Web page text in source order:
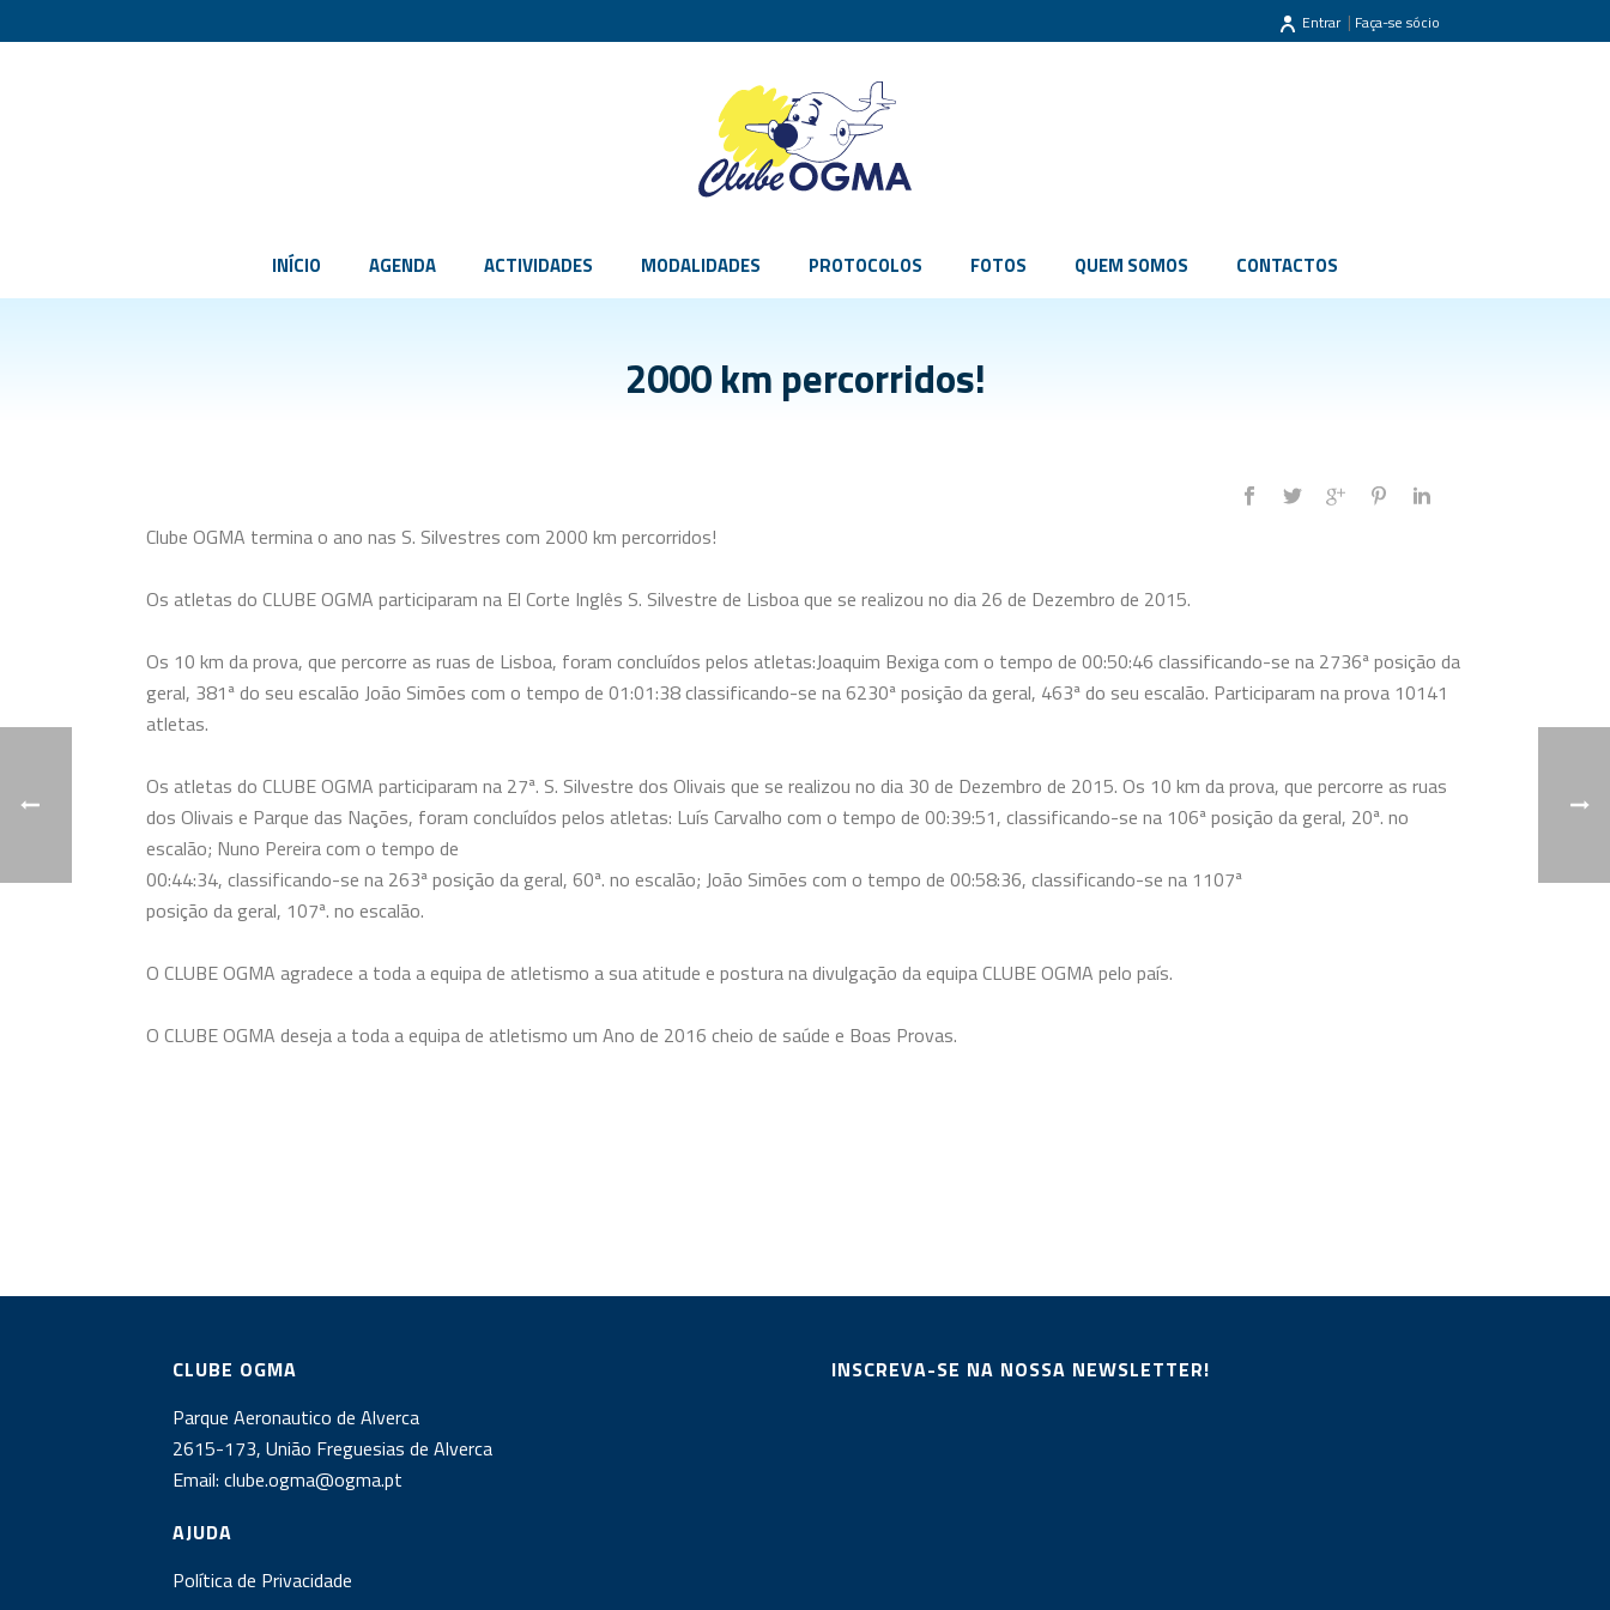
Entrar | Faça-se sócio
INÍCIO AGENDA ACTIVIDADES MODALIDADES PROTOCOLOS FOTOS QUEM SOMOS CONTACTOS
2000 km percorridos!
Clube OGMA termina o ano nas S. Silvestres com 2000 km percorridos!
Os atletas do CLUBE OGMA participaram na El Corte Inglês S. Silvestre de Lisboa que se realizou no dia 26 de Dezembro de 2015.
Os 10 km da prova, que percorre as ruas de Lisboa, foram concluídos pelos atletas:Joaquim Bexiga com o tempo de 00:50:46 classificando-se na 2736ª posição da
geral, 381ª do seu escalão João Simões com o tempo de 01:01:38 classificando-se na 6230ª posição da geral, 463ª do seu escalão. Participaram na prova 10141
atletas.
Os atletas do CLUBE OGMA participaram na 27ª. S. Silvestre dos Olivais que se realizou no dia 30 de Dezembro de 2015. Os 10 km da prova, que percorre as ruas
dos Olivais e Parque das Nações, foram concluídos pelos atletas: Luís Carvalho com o tempo de 00:39:51, classificando-se na 106ª posição da geral, 20ª. no
escalão; Nuno Pereiracom o tempo de
00:44:34, classificando-se na 263ª posição da geral, 60ª. no escalão; João Simões com o tempo de 00:58:36, classificando-se na 1107ª
posição da geral, 107ª. no escalão.
O CLUBE OGMA agradece a toda a equipa de atletismo a sua atitude e postura na divulgação daequipa CLUBE OGMA pelo país.
O CLUBE OGMA deseja a toda a equipa de atletismo um Ano de 2016 cheio de saúde e Boas Provas.
CLUBE OGMA
Parque Aeronautico de Alverca
2615-173, União Freguesias de Alverca
Email: clube.ogma@ogma.pt
AJUDA
Política de Privacidade
INSCREVA-SE NA NOSSA NEWSLETTER!